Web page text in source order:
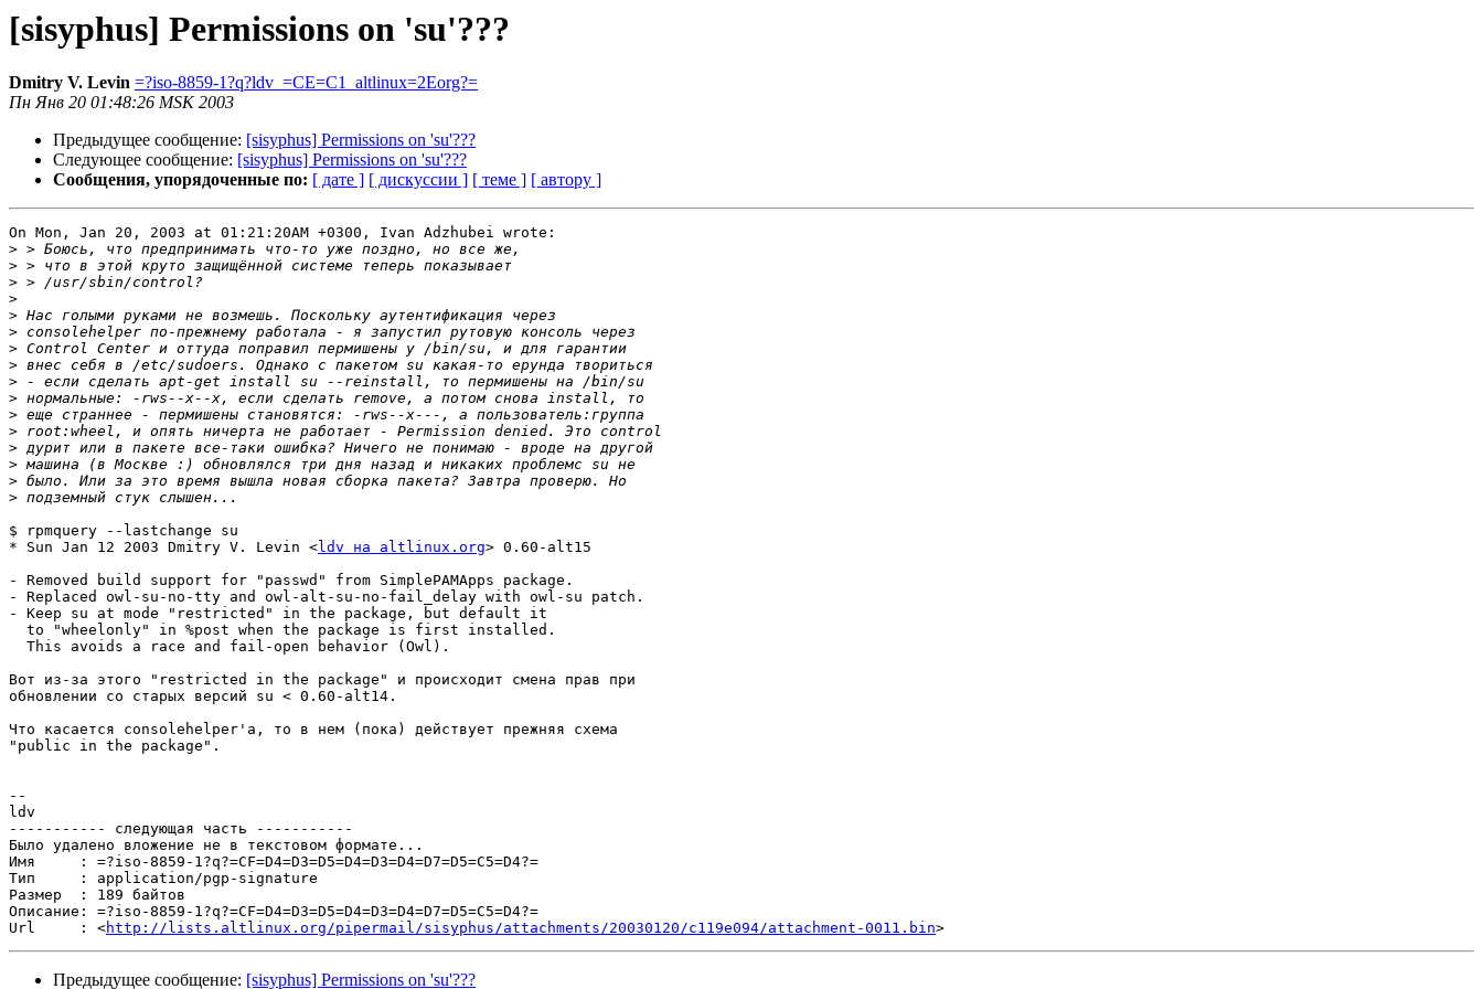
[sisyphus] Permissions on 'su'???
Dmitry V. Levin =?iso-8859-1?q?ldv_=CE=C1_altlinux=2Eorg?=
Пн Янв 20 01:48:26 MSK 2003
Предыдущее сообщение: [sisyphus] Permissions on 'su'???
Следующее сообщение: [sisyphus] Permissions on 'su'???
Сообщения, упорядоченные по: [ дате ] [ дискуссии ] [ теме ] [ автору ]
On Mon, Jan 20, 2003 at 01:21:20AM +0300, Ivan Adzhubei wrote:
>
>
>
>
>
>
>
>
>
>
>
>
>
>
>
>
$ rpmquery --lastchange su
* Sun Jan 12 2003 Dmitry V. Levin <ldv на altlinux.org> 0.60-alt15
- Removed build support for "passwd" from SimplePAMApps package.
- Replaced owl-su-no-tty and owl-alt-su-no-fail_delay with owl-su patch.
- Keep su at mode "restricted" in the package, but default it
  to "wheelonly" in %post when the package is first installed.
  This avoids a race and fail-open behavior (Owl).
Вот из-за этого "restricted in the package" и происходит смена прав при
обновлении со старых версий su < 0.60-alt14.
Что касается consolehelper'а, то в нем (пока) действует прежняя схема
"public in the package".
--
ldv
----------- следующая часть -----------
Было удалено вложение не в текстовом формате...
Имя     : =?iso-8859-1?q?=CF=D4=D3=D5=D4=D3=D4=D7=D5=C5=D4?=
Тип     : application/pgp-signature
Размер  : 189 байтов
Описание: =?iso-8859-1?q?=CF=D4=D3=D5=D4=D3=D4=D7=D5=C5=D4?=
Url     : <http://lists.altlinux.org/pipermail/sisyphus/attachments/20030120/c119e094/attachment-0011.bin
Предыдущее сообщение: [sisyphus] Permissions on 'su'???